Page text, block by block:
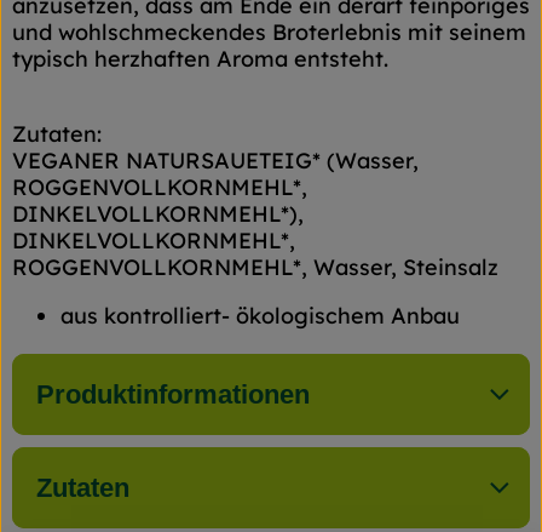
anzusetzen, dass am Ende ein derart feinporiges
und wohlschmeckendes Broterlebnis mit seinem
typisch herzhaften Aroma entsteht.
Zutaten:
VEGANER NATURSAUETEIG* (Wasser,
ROGGENVOLLKORNMEHL*,
DINKELVOLLKORNMEHL*),
DINKELVOLLKORNMEHL*,
ROGGENVOLLKORNMEHL*, Wasser, Steinsalz
aus kontrolliert- ökologischem Anbau
Produktinformationen
Zutaten